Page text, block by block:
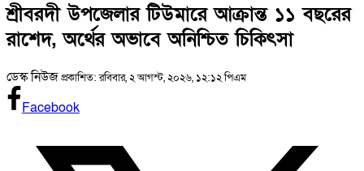
শ্রীবরদী উপজেলার টিউমারে আক্রান্ত ১১ বছরের
রাশেদ, অর্থের অভাবে অনিশ্চিত চিকিৎসা
ডেস্ক নিউজপ্রকাশিত: রবিবার, ২ আগস্ট, ২০২৬, ১২:১২ পিএম
Facebook